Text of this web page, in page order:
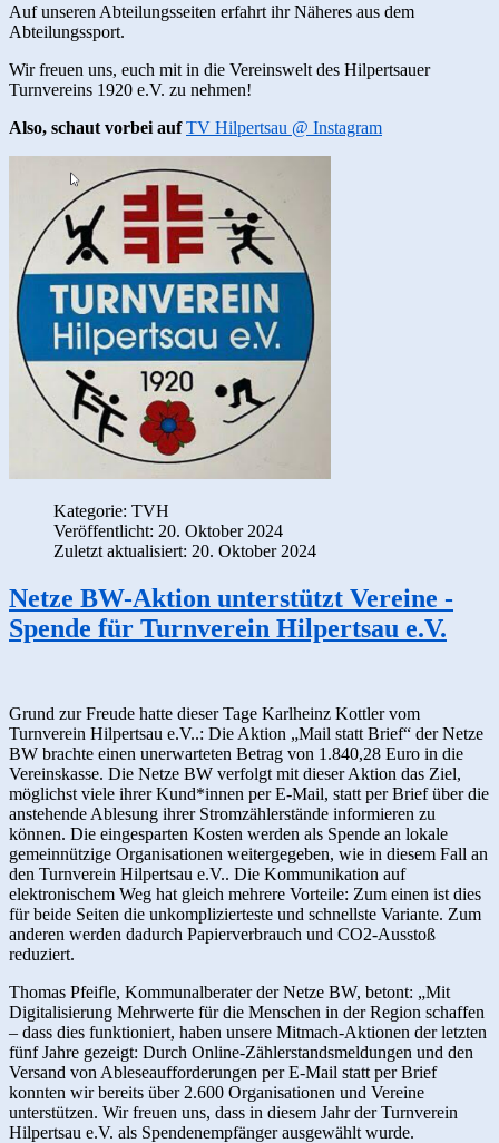
Auf unseren Abteilungsseiten erfahrt ihr Näheres aus dem
Abteilungssport.
Wir freuen uns, euch mit in die Vereinswelt des Hilpertsauer
Turnvereins 1920 e.V. zu nehmen!
Also, schaut vorbei auf TV Hilpertsau @ Instagram
Kategorie: TVH
Veröffentlicht: 20. Oktober 2024
Zuletzt aktualisiert: 20. Oktober 2024
Netze BW-Aktion unterstützt Vereine -
Spende für Turnverein Hilpertsau e.V.
Grund zur Freude hatte dieser Tage Karlheinz Kottler vom
Turnverein Hilpertsau e.V..: Die Aktion „Mail statt Brief“ der Netze
BW brachte einen unerwarteten Betrag von 1.840,28 Euro in die
Vereinskasse. Die Netze BW verfolgt mit dieser Aktion das Ziel,
möglichst viele ihrer Kund*innen per E-Mail, statt per Brief über die
anstehende Ablesung ihrer Stromzählerstände informieren zu
können. Die eingesparten Kosten werden als Spende an lokale
gemeinnützige Organisationen weitergegeben, wie in diesem Fall an
den Turnverein Hilpertsau e.V.. Die Kommunikation auf
elektronischem Weg hat gleich mehrere Vorteile: Zum einen ist dies
für beide Seiten die unkomplizierteste und schnellste Variante. Zum
anderen werden dadurch Papierverbrauch und CO2-Ausstoß
reduziert.
Thomas Pfeifle, Kommunalberater der Netze BW, betont: „Mit
Digitalisierung Mehrwerte für die Menschen in der Region schaffen
– dass dies funktioniert, haben unsere Mitmach-Aktionen der letzten
fünf Jahre gezeigt: Durch Online-Zählerstandsmeldungen und den
Versand von Ableseaufforderungen per E-Mail statt per Brief
konnten wir bereits über 2.600 Organisationen und Vereine
unterstützen. Wir freuen uns, dass in diesem Jahr der Turnverein
Hilpertsau e.V. als Spendenempfänger ausgewählt wurde.